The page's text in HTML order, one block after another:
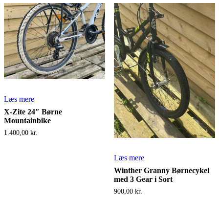
Læs mere
X-Zite 24″ Børne
Mountainbike
1.400,00 kr.
Læs mere
Winther Granny Børnecykel
med 3 Gear i Sort
900,00 kr.